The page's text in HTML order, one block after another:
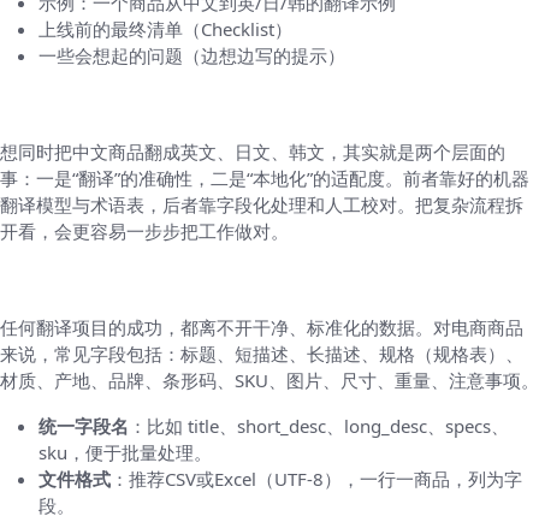
上线前的最终清单（Checklist）
一些会想起的问题（边想边写的提示）
想同时把中文商品翻成英文、日文、韩文，其实就是两个层面的
事：一是“翻译”的准确性，二是“本地化”的适配度。前者靠好的机器
翻译模型与术语表，后者靠字段化处理和人工校对。把复杂流程拆
开看，会更容易一步步把工作做对。
任何翻译项目的成功，都离不开干净、标准化的数据。对电商商品
来说，常见字段包括：标题、短描述、长描述、规格（规格表）、
材质、产地、品牌、条形码、SKU、图片、尺寸、重量、注意事项。
统一字段名 ：比如 title、short_desc、long_desc、specs、
sku，便于批量处理。
文件格式 ：推荐CSV或Excel（UTF-8），一行一商品，列为字
段。